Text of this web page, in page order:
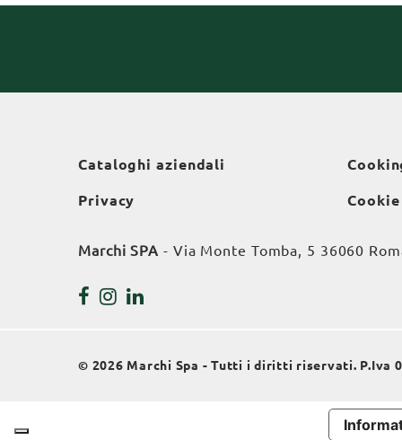
Cataloghi aziendali
Privacy
Marchi SPA - Via Monte Tomba, 5 36060
© 2026 Marchi Spa - Tutti i diritti riservati. P.Iva